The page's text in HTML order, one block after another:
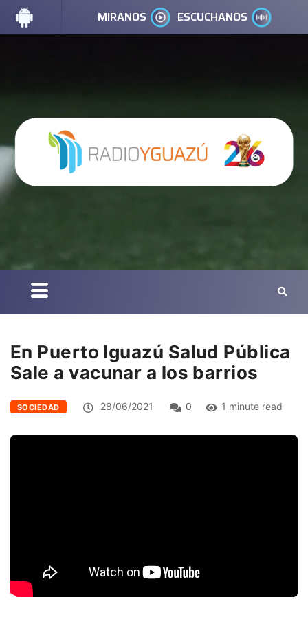
MIRANOS ESCUCHANOS
En Puerto Iguazú Salud Pública
Sale a vacunar a los barrios
SOCIEDAD 28/06/2021 0 1 minute read